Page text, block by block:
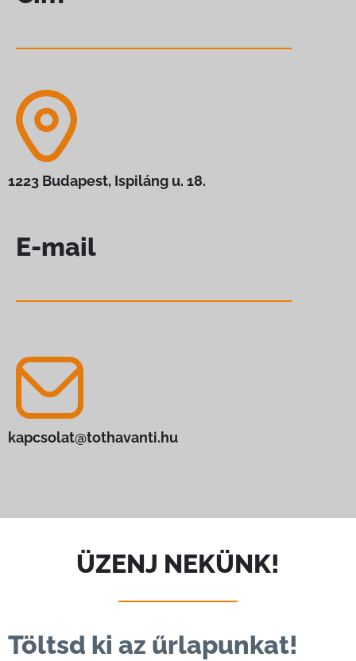
1223 Budapest, Ispiláng u. 18.
E-mail
kapcsolat@tothavanti.hu
ÜZENJ NEKÜNK!
Töltsd ki az űrlapunkat!